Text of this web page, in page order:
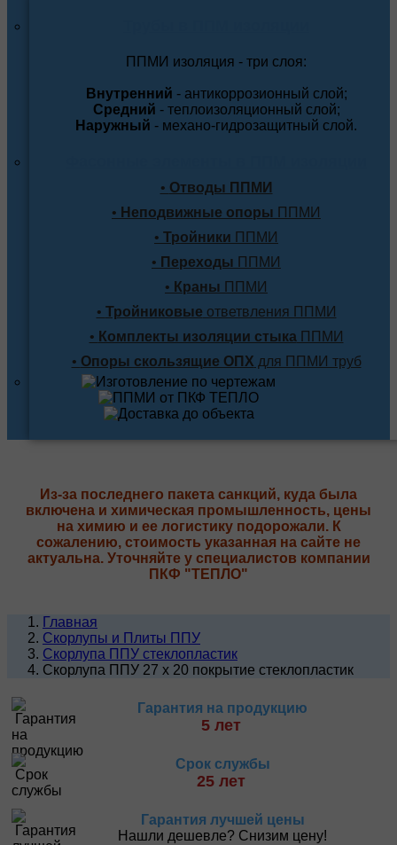
ППМИ изоляция - три слоя:
Внутренний - антикоррозионный слой;
Средний - теплоизоляционный слой;
Наружный - механо-гидрозащитный слой.
• Отводы ППМИ
• Неподвижные опоры ППМИ
• Тройники ППМИ
• Переходы ППМИ
• Краны ППМИ
• Тройниковые ответвления ППМИ
• Комплекты изоляции стыкаППМИ
• Опоры скользящие ОПХ для ППМИ труб
Из-за последнего пакета санкций, куда была
включена и химическая промышленность, цены
на химию и ее логистику подорожали. К
сожалению, стоимость указанная на сайте не
актуальна. Уточняйте у специалистов компании
ПКФ "ТЕПЛО"
Главная
Скорлупы и Плиты ППУ
Скорлупа ППУ стеклопластик
Скорлупа ППУ 27 х 20 покрытие стеклопластик
Гарантия на продукцию
5 лет
Срок службы
25 лет
Гарантия лучшей цены
Нашли дешевле? Снизим цену!